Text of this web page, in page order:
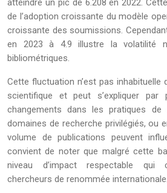
atteindre un pic de 6.208 en 2022.
de l’adoption croissante du modèle
croissante des soumissions.
en 2023 à 4.9 illustre la volatilité
bibliométriques.
Cette fluctuation n’est pas inhabituelle
scientifique et peut s’expliquer par
changements dans les pratiques de
domaines de recherche privilégiés, ou
volume de publications peuvent
convient de noter que malgré cette
niveau d’impact respectable qui
chercheurs de renommée internationale.